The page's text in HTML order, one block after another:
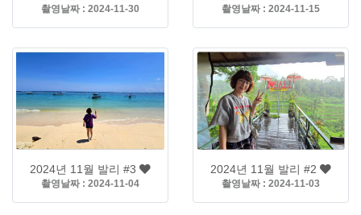
촬영날짜 : 2024-11-30 촬영날짜 : 2024-11-15
2024년 11월 발리 #3
촬영날짜 : 2024-11-04
2024년 11월 발리 #2
촬영날짜 : 2024-11-03